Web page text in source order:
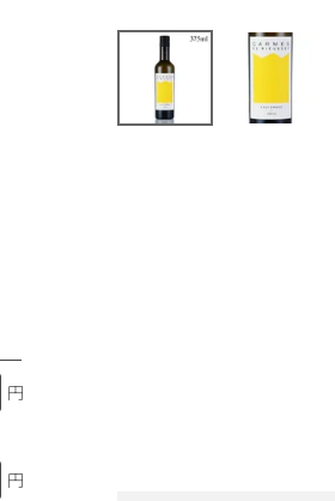
ローヌ
赤ワイン
スパークリング
価格帯から探す
お得な情報を受け取る
円
円